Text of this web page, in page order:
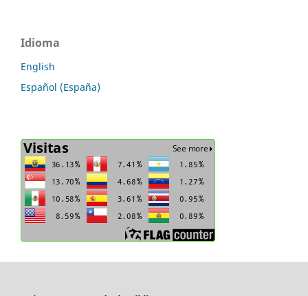
Idioma
English
Español (España)